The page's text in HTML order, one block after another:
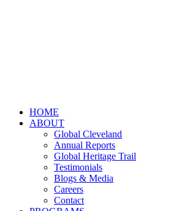
HOME
ABOUT
Global Cleveland
Annual Reports
Global Heritage Trail
Testimonials
Blogs & Media
Careers
Contact